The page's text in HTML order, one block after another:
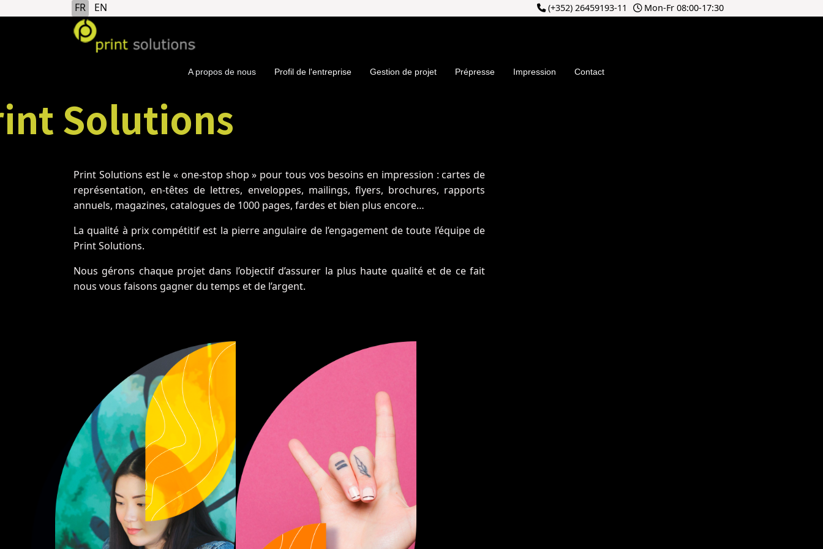
Sélectionnez votre langue
FR EN (+352) 26459193-11 Mon-Fr 08:00-17:30
A propos de nous Profil de l'entreprise Gestion de projet Prépresse Impression Contact
Solutions
Print Solutions est le « one-stop shop » pour tous vos besoins en impression : cartes de
représentation, en-têtes de lettres, enveloppes, mailings, flyers, brochures, rapports
annuels, magazines, catalogues de 1000 pages, fardes et bien plus encore…
La qualité à prix compétitif est la pierre angulaire de l’engagement de toute l’équipe de
Print Solutions.
Nous gérons chaque projet dans l’objectif d’assurer la plus haute qualité et de ce fait
nous vous faisons gagner du temps et de l’argent.